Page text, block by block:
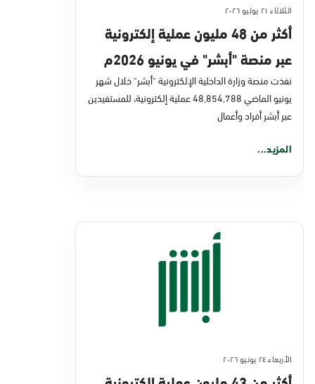
الثلاثاء ٢١ يوليو ٢٠٢٦
أكثر من 48 مليون عملية إلكترونية
عبر منصة "أبشر" في يونيو 2026م
نفذت منصة وزارة الداخلية الإلكترونية "أبشر" خلال شهر
يونيو الماضي 48,854,788 عملية إلكترونية، للمستفيدين
عبر أبشر أفراد وأعمال
المزيد...
الأربعاء ٢٤ يونيو ٢٠٢٦